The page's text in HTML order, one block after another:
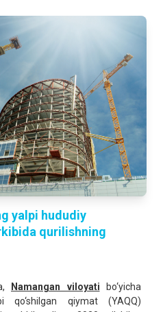
yalpi hududiy
qurilishning
Namangan viloyati bo‘yicha
qo‘shilgan qiymat (YAQQ)